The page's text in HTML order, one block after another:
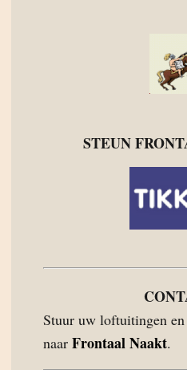
STEUN
Stuur uw loftuitingen
naar Frontaal Naakt.